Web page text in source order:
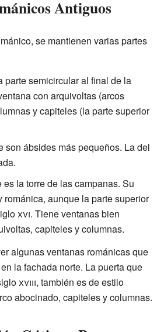
Antiguos
se mantienen varias partes
parte semicircular al final de la
con arquivoltas (arcos
y capiteles (la parte superior
son ábsides más pequeños. La del
la torre de las campanas. Su
románica, aunque la parte superior
xvi. Tiene ventanas bien
capiteles y columnas.
algunas ventanas románicas que
la fachada norte. La puerta que
xviii, también es de estilo
abocinado, capiteles y columnas.